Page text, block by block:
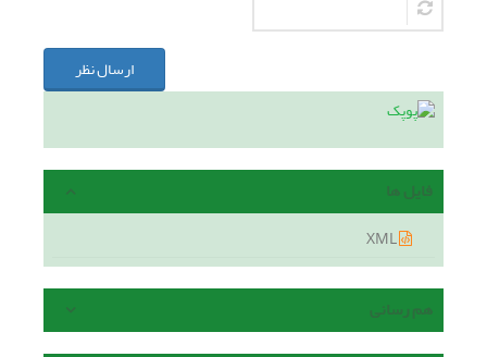
ارسال نظر
فایل ها
هم رسانی